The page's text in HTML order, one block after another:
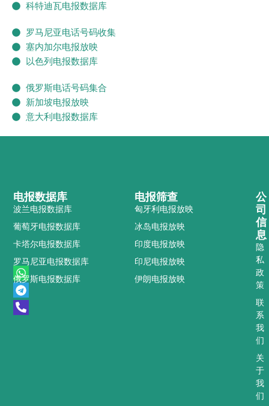
科特迪瓦电报数据库
罗马尼亚电话号码收集
塞内加尔电报放映
以色列电报数据库
俄罗斯电话号码集合
新加坡电报放映
意大利电报数据库
W
h
a
t
s
T
e
l
e
g
P
h
o
n
e
电报筛查
匈牙利电报放映
冰岛电报放映
印度电报放映
印尼电报放映
伊朗电报放映
电报数据库
波兰电报数据库
葡萄牙电报数据库
卡塔尔电报数据库
罗马尼亚电报数据库
俄罗斯电报数据库
公
司
信
息
隐
私
政
策
联
系
我
们
关
于
我
们